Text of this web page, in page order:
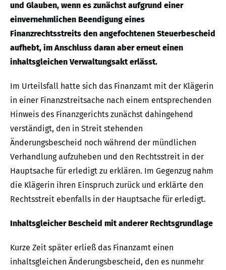
und Glauben, wenn es zunächst aufgrund einer
einvernehmlichen Beendigung eines
Finanzrechtsstreits den angefochtenen Steuerbescheid
aufhebt, im Anschluss daran aber erneut einen
inhaltsgleichen Verwaltungsakt erlässt.
Im Urteilsfall hatte sich das Finanzamt mit der Klägerin
in einer Finanzstreitsache nach einem entsprechenden
Hinweis des Finanzgerichts zunächst dahingehend
verständigt, den in Streit stehenden
Änderungsbescheid noch während der mündlichen
Verhandlung aufzuheben und den Rechtsstreit in der
Hauptsache für erledigt zu erklären. Im Gegenzug nahm
die Klägerin ihren Einspruch zurück und erklärte den
Rechtsstreit ebenfalls in der Hauptsache für erledigt.
Inhaltsgleicher Bescheid mit anderer Rechtsgrundlage
Kurze Zeit später erließ das Finanzamt einen
inhaltsgleichen Änderungsbescheid, den es nunmehr